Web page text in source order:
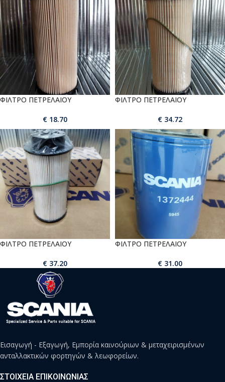
ΦΙΛΤΡΟ ΠΕΤΡΕΛΑΙΟΥ
€ 18.70
ΦΙΛΤΡΟ ΠΕΤΡΕΛΑΙΟΥ
€ 34.72
ΦΙΛΤΡΟ ΠΕΤΡΕΛΑΙΟΥ
€ 37.20
ΦΙΛΤΡΟ ΠΕΤΡΕΛΑΙΟΥ
€ 31.00
Εισαγωγή - Εξαγωγή, Εμπορία καινούριων & μεταχειρισμένων
ανταλλακτικών φορτηγών & λεωφορείων.
ΣΤΟΙΧΕΙΑ ΕΠΙΚΟΙΝΩΝΙΑΣ